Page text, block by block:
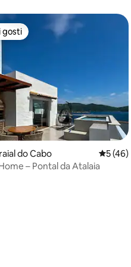
recenzija: 21
gosti
gosti
do Cabo
5 (46)
– Pontal da Atalaia